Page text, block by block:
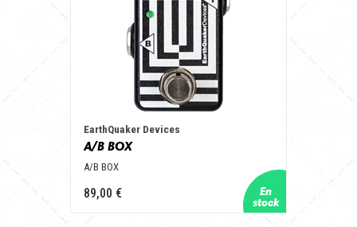
EarthQuaker Devices
A/B BOX
A/B BOX
89,00 €